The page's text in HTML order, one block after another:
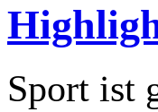
Sport ist